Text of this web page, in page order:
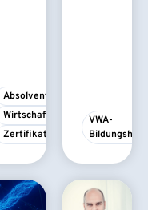
Absolvent/-in
Wirtschaftspsychologie
Zertifikatskurs
VWA-
Bildungshaus